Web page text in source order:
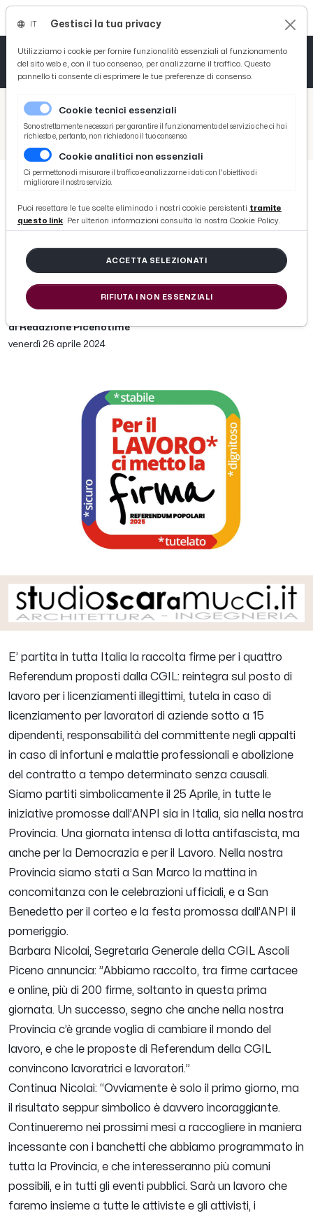
/ Picenotime
/ Comunicati Stampa
Cgil Ascoli Piceno: Referendum per il Lavoro, partita la raccolta firme. Nella prima giornata raccolte oltre 200 firme
Cgil Ascoli Piceno: Referendum per
il Lavoro, partita la raccolta firme.
Nella prima giornata raccolte oltre
200 firme
di Redazione Picenotime
venerdì 26 aprile 2024
E’ partita in tutta Italia la raccolta firme per i quattro
Referendum proposti dalla CGIL: reintegra sul posto di
lavoro per i licenziamenti illegittimi, tutela in caso di
licenziamento per lavoratori di aziende sotto a 15
dipendenti, responsabilità del committente negli appalti
in caso di infortuni e malattie professionali e abolizione
del contratto a tempo determinato senza causali.
Siamo partiti simbolicamente il 25 Aprile, in tutte le
iniziative promosse dall’ANPI sia in Italia, sia nella nostra
Provincia. Una giornata intensa di lotta antifascista, ma
anche per la Democrazia e per il Lavoro. Nella nostra
Provincia siamo stati a San Marco la mattina in
concomitanza con le celebrazioni ufficiali, e a San
Benedetto per il corteo e la festa promossa dall’ANPI il
pomeriggio.
Barbara Nicolai, Segretaria Generale della CGIL Ascoli
Piceno annuncia: ”Abbiamo raccolto, tra firme cartacee
e online, più di 200 firme, soltanto in questa prima
giornata. Un successo, segno che anche nella nostra
Provincia c’è grande voglia di cambiare il mondo del
lavoro, e che le proposte di Referendum della CGIL
convincono lavoratrici e lavoratori.”
Continua Nicolai: “Ovviamente è solo il primo giorno, ma
il risultato seppur simbolico è davvero incoraggiante.
Continueremo nei prossimi mesi a raccogliere in maniera
incessante con i banchetti che abbiamo programmato in
tutta la Provincia, e che interesseranno più comuni
possibili, e in tutti gli eventi pubblici. Sarà un lavoro che
faremo insieme a tutte le attiviste e gli attivisti, i
Gestisci la tua privacy
Utilizziamo i cookie per fornire funzionalità essenziali al funzionamento
del sito web e, con il tuo consenso, per analizzarne il traffico. Questo
pannello ti consente di esprimere le tue preferenze di consenso.
Cookie tecnici essenziali
Sono strettamente necessari per garantire il funzionamento del servizio che ci hai
richiesto e, pertanto, non richiedono il tuo consenso.
Cookie analitici non essenziali
Ci permettono di misurare il traffico e analizzarne i dati con l'obiettivo di
migliorare il nostro servizio.
Puoi resettare le tue scelte eliminado i nostri cookie persistenti tramite
questo link. Per ulteriori informazioni consulta la nostra Cookie Policy.
ACCETTA SELEZIONATI
RIFIUTA I NON ESSENZIALI
Tutto News
Tutto Sport
Basket
Ciclismo
Tutto Curiosità